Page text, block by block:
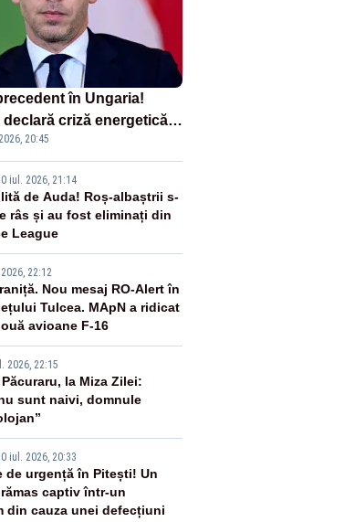
în Ungaria!
declară criză energetică
de la Paks
20:45
iul. 2026, 21:14
de Auda! Roș-albaștrii s-
râs și au fost eliminați din
League
22:12
Nou mesaj RO-Alert în
Tulcea. MApN a ridicat
avioane F-16
2026, 22:15
la Miza Zilei:
sunt naivi, domnule
iul. 2026, 20:33
de urgență în Pitești! Un
captiv într-un
din cauza unei defecțiuni